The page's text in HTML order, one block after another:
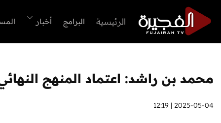
الرئيسية البرامج أخبار
محمد بن راشد: اعتماد المنهج
2025-05-04 | 12:19